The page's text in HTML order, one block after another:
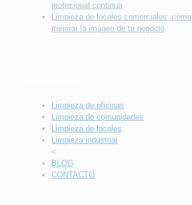
profesional continua
Limpieza de locales comerciales, cómo
mejorar la imagen de tu negocio
Limpieza de oficinas
Limpieza de comunidades
Limpieza de locales
Limpieza industrial
<
BLOG
CONTACTO